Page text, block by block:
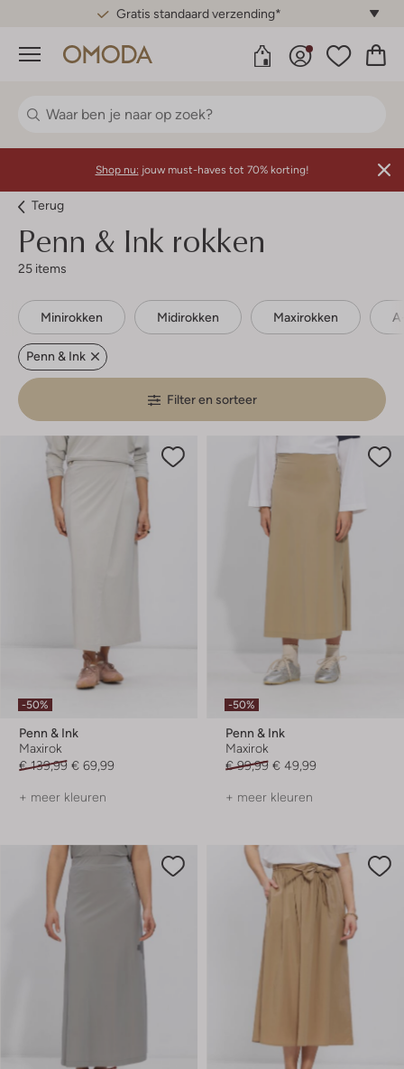
Gratis standaard verzending*
Menu
Shop nu: jouw must-haves tot 70% korting!
Terug
Penn & Ink rokken
25 items
Minirokken Midirokken Maxirokken
Penn & Ink
Filter en sorteer
-50%
Penn & Ink
Maxirok
€ 139,99 € 69,99
+ meer kleuren
-50%
Penn & Ink
Maxirok
€ 99,99 € 49,99
+ meer kleuren